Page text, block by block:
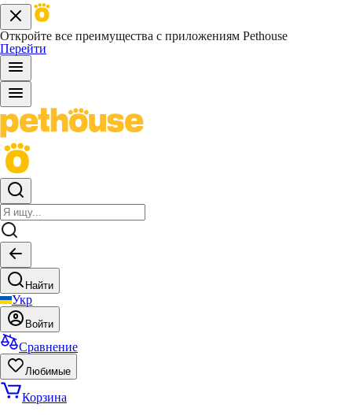
Откройте все преимущества с приложениям Pethouse
Перейти
Найти
Укр
Войти
Сравнение
Любимые
Корзина